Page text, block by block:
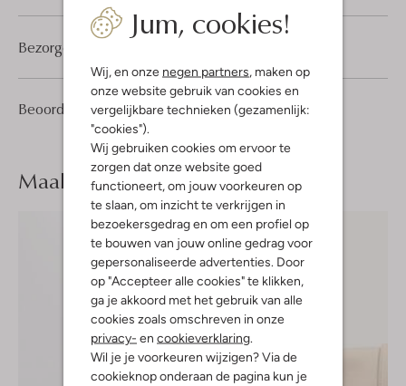
Jum, cookies!
Wij, en onze negen partners, maken op
onze website gebruik van cookies en
vergelijkbare technieken (gezamenlijk:
"cookies").
Wij gebruiken cookies om ervoor te
zorgen dat onze website goed
functioneert, om jouw voorkeuren op
te slaan, om inzicht te verkrijgen in
bezoekersgedrag en om een profiel op
te bouwen van jouw online gedrag voor
gepersonaliseerde advertenties. Door
op "Accepteer alle cookies" te klikken,
ga je akkoord met het gebruik van alle
cookies zoals omschreven in onze
privacy- en cookieverklaring.
Wil je je voorkeuren wijzigen? Via de
cookieknop onderaan de pagina kun je
Beoordelingen (1) 2/5
1
2
Bezorgen & retourneren
Maak jelook compleet